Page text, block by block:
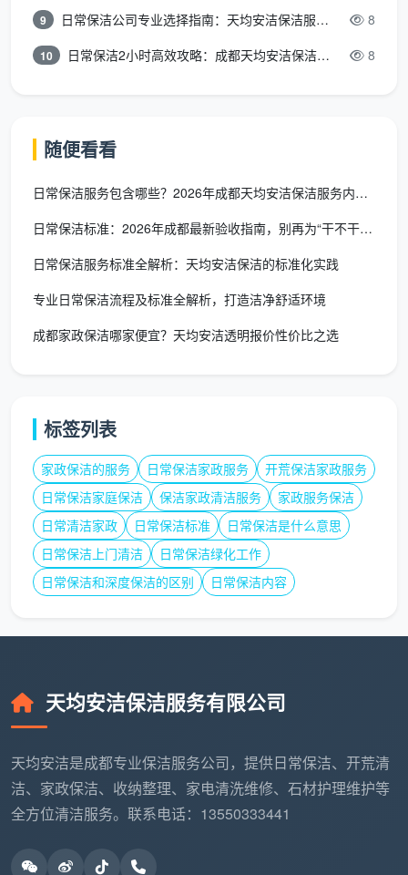
一个简单的判断法则：如果家里平时维持较好，每
周定期保洁就够了；如果是入住前、退租后或长期未打
度保洁两大层级。在日常保洁方面，保洁员按规定区域
进行清洁工作，覆盖客厅、卧室、厨房、卫生间、阳台
深度清洁方面，还能延伸覆盖石材翻新、地板打蜡、地
毯清洗等专项服务，适合对居住品质有更高要求的家
庭。
“上门保洁清洁
计费模式、服务深度、房屋面积、污染程度四大变量共
同决定的。
2.1 日常保洁套餐制价格
服
参
2小
时
约
89
50
㎡以
厨房台面、卫生间、家具表
3小
时
约
129
50-
90
上述+更多区域覆盖
9 日常保洁公司专业选择指南：天均安洁保洁服务全解析 8
10 日常保洁2小时高效攻略：成都天均安洁保洁专业时间管理方案 8
随便看看
日常保洁服务包含哪些？2026年成都天均安洁保洁服务内容全解
日常保洁标准：2026年成都最新验收指南，别再为“干不干净”
日常保洁服务标准全解析：天均安洁保洁的标准化实践
专业日常保洁流程及标准全解析，打造洁净舒适环境
成都家政保洁哪家便宜？天均安洁透明报价性价比之选
标签列表
家政保洁的服务 日常保洁家政服务
开荒保洁家政服务
日常保洁家庭保洁
保洁家政清洁服务
家政服务保洁
日常清洁家政
日常保洁标准
日常保洁是什么意思
日常保洁上门清洁
日常保洁绿化工作
日常保洁和深度保洁的区别
日常保洁内容
天均安洁保洁服务有限公司
天均安洁是成都专业保洁服务公司，提供日常保洁、开荒清
洁、家政保洁、收纳整理、家电清洗维修、石材护理维护等
全方位清洁服务。联系电话：13550333441